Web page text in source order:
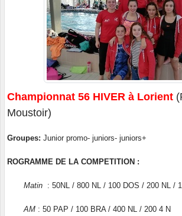
Championnat 56 HIVER à Lorient
Moustoir)
Groupes: Junior promo- juniors- juniors+
ROGRAMME DE LA COMPETITION :
Matin : 50NL / 800 NL / 100 DOS / 200 NL /
AM : 50 PAP / 100 BRA / 400 NL / 200 4 N